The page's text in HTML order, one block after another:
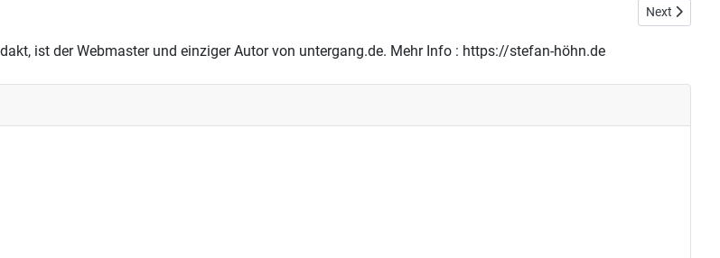
Next article:
Next
ist der Webmaster und einziger Autor von untergang.de. Mehr Info : https://stefan-höhn.de